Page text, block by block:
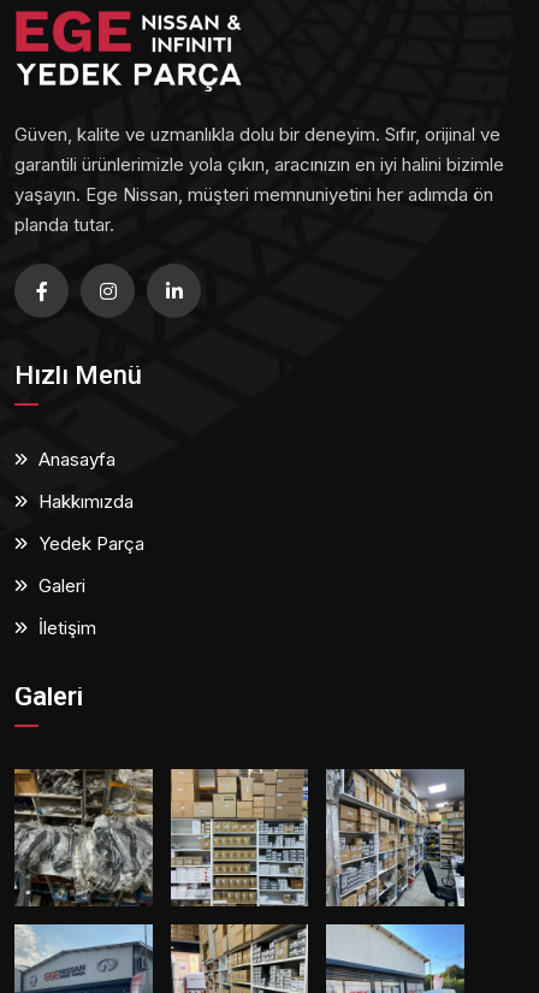
Güven, kalite ve uzmanlıkla dolu bir deneyim. Sıfır, orijinal ve
garantili ürünlerimizle yola çıkın, aracınızın en iyi halini bizimle
yaşayın. Ege Nissan, müşteri memnuniyetini her adımda ön
planda tutar.
Hızlı Menü
Anasayfa
Hakkımızda
Yedek Parça
Galeri
İletişim
Galeri